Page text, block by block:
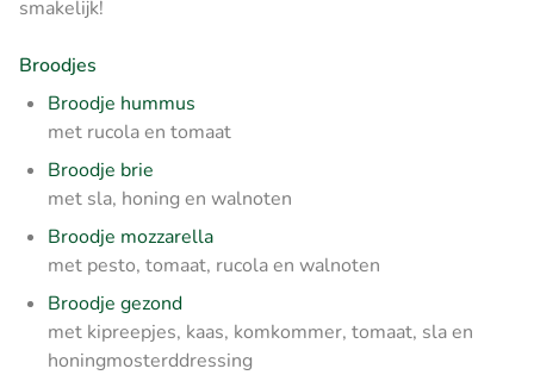
smakelijk!
Broodjes
Broodje hummus
met rucola en tomaat
Broodje brie
met sla, honing en walnoten
Broodje mozzarella
met pesto, tomaat, rucola en walnoten
Broodje gezond
met kipreepjes, kaas, komkommer, tomaat, sla en
honingmosterddressing